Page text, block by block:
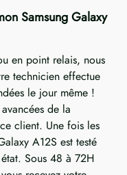
Samsung Galaxy
en point relais, nous
technicien effectue
le jour même !
de la
client. Une fois les
A12S est testé
Sous 48 à 72H